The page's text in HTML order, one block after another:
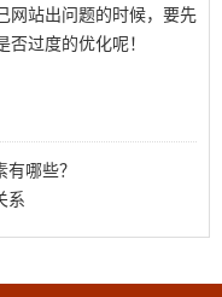
网站出问题的时候，要先
过度的优化呢！
哪些？
系